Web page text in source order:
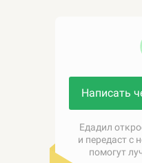
Написать
Едадил
и передаст с
помогут